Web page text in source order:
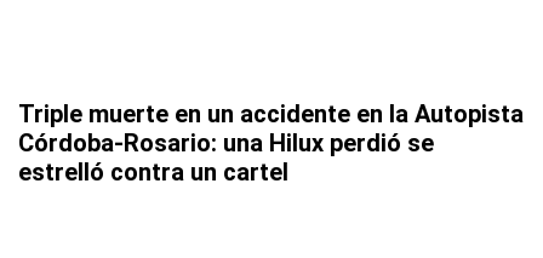
Triple muerte en un accidente en la Autopista
Córdoba-Rosario: una Hilux perdió se
estrelló contra un cartel